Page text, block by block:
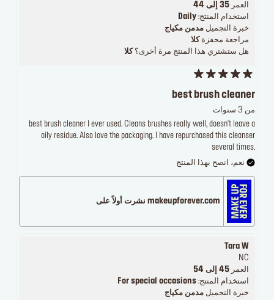
العمر 35 إلى 44
استخدام المنتج: Daily
خبرة التجميل مدمن مكياج
مراجعة محفزةكلا
هل ستشتري هذا المنتج مرة أخرى؟كلا
best brush cleaner
من 3 سنوات
best brush cleaner I ever used. Cleans brushes really well, doesn't leave a
oily residue. Also love the packaging. I have repurchased this cleanser
several times.
نعم، انصح بهذا المنتج
makeupforever.com نشرت أولاً على
Tara W
NC
العمر 45 إلى 54
استخدام المنتج: For special occasions
خبرة التجميل مدمن مكياج